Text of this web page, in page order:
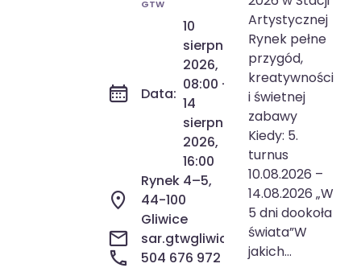
Wakacje
GTW
Data:
10
sierpnia
2026,
08:00 -
14
sierpnia
2026,
16:00
Rynek 4–5,
44-100
Gliwice
sar.gtwgliwice@gmail.com
504 676 972
Artystycznej
Rynek pełne
przygód,
kreatywności
i świetnej
zabawy
Kiedy: 5.
turnus
10.08.2026 –
14.08.2026 „W
5 dni dookoła
świata”W
jakich...